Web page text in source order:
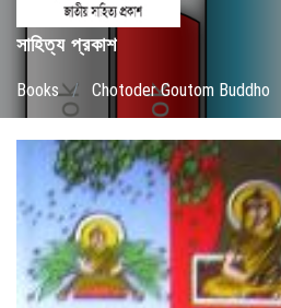
সাহিত্য প্রকাশ
Books / Chotoder Goutom Buddho